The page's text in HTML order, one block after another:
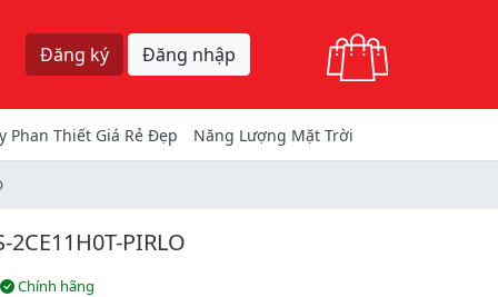
Đăng ký Đăng nhập
Phan Thiết Giá Rẻ Đẹp Năng Lượng Mặt Trời
PIRLO
Chính hãng